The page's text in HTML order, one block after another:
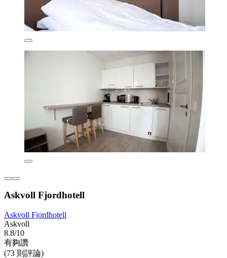
Askvoll Fjordhotell
Askvoll Fjordhotell
Askvoll
8.8/10
有夠讚
(73 則評論)